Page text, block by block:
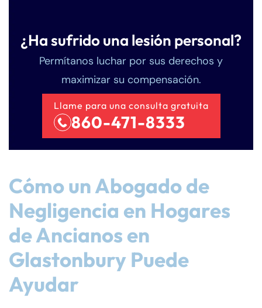
¿Ha sufrido una lesión personal?
Permítanos luchar por sus derechos y
maximizar su compensación.
Llame para una consulta gratuita
860-471-8333
Cómo un Abogado de
Negligencia en Hogares
de Ancianos en
Glastonbury Puede
Ayudar